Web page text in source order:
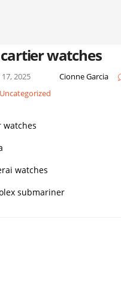
watches
2025 Cionne Garcia
Uncategorized
watches
submariner